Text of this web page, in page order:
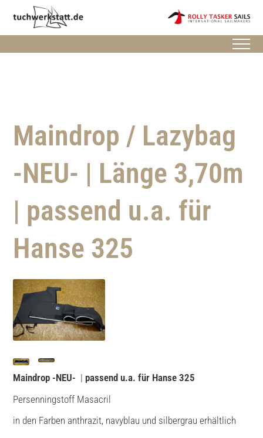
Maindrop / Lazybag
-NEU- | Länge 3,70m
| passend u.a. für
Hanse 325
Maindrop -NEU- | passend u.a. für Hanse 325
Persenningstoff Masacril
in den Farben anthrazit, navyblau und silbergrau erhältlich